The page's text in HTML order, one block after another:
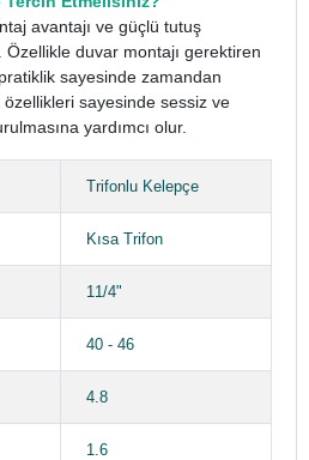
avantajı ve güçlü tutuş
Özellikle duvar montajı gerektiren
sayesinde zamandan
sayesinde sessiz ve
yardımcı olur.
Trifonlu Kelepçe
Kısa Trifon
11/4"
40 - 46
4.8
1.6